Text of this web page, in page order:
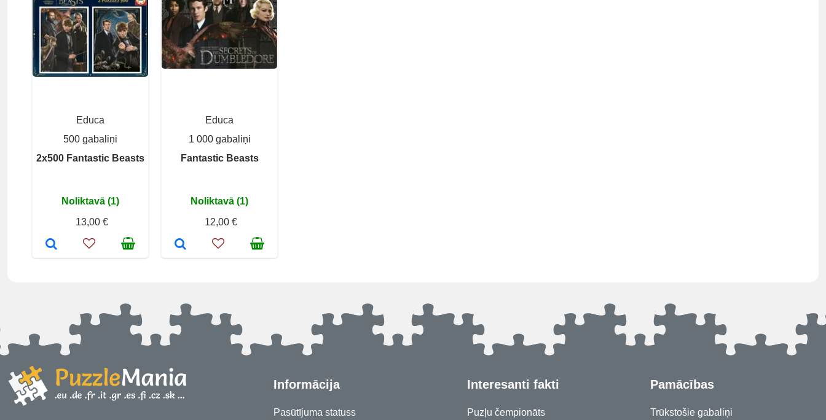
Educa
500 gabaliņi
2x500 Fantastic Beasts
Noliktavā (1)
13,00 €
Educa
1 000 gabaliņi
Fantastic Beasts
Noliktavā (1)
12,00 €
Informācija
Pasūtījuma statuss
Interesanti fakti
Puzļu čempionāts
Pamācības
Trūkstošie gabaliņi